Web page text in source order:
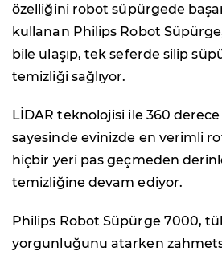
özelliğini robot süpürgede
kullanan Philips Robot
bile ulaşıp, tek seferde silip
temizliği sağlıyor.
LİDAR teknolojisi ile 360
sayesinde evinizde en verimli
hiçbir yeri pas geçmeden
temizliğine devam ediyor.
Philips Robot Süpürge 7000,
yorgunluğunu atarken